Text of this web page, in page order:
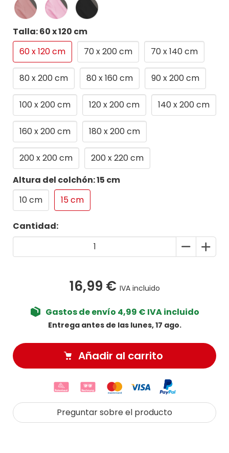
Talla: 60 x 120 cm
60 x 120 cm
70 x 200 cm 70 x 140 cm
80 x 200 cm 80 x 160 cm 90 x 200 cm
100 x 200 cm 120 x 200 cm 140 x 200 cm
160 x 200 cm 180 x 200 cm
200 x 200 cm
200 x 220 cm
Altura del colchón: 15 cm
10 cm
15 cm
Cantidad:
16,99 € IVA incluido
Gastos de envío 4,99 € IVA incluido
Entrega antes de las lunes, 17 ago.
Añadir al carrito
Preguntar sobre el producto